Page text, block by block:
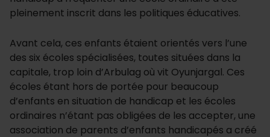
pleinement inscrit dans les politiques éducatives.
Avant cela, ces enfants étaient orientés vers l’une
des six écoles spécialisées, toutes situées dans la
capitale, trop loin d’Arbulag où vit Oyunjargal. Ces
écoles étant hors de portée pour beaucoup
d’enfants en situation de handicap et les écoles
ordinaires n’étant pas obligées de les accepter, une
association de parents d’enfants handicapés a créé